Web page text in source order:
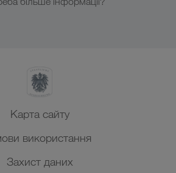
Карта сайту
використання
Захист даних